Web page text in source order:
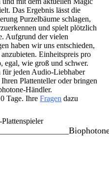
Das Ergebnis lässt die
Purzelbäume schlagen,
und spielt plötzlich
Aufgrund der vielen
haben wir uns entschieden,
Einheitspreis pro
egal, wie groß und schwer.
jeden Audio-Liebhaber
Plattenteller oder bringen
Händler.
Tage. IhreFragen dazu